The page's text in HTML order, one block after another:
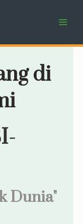
di
Dunia"